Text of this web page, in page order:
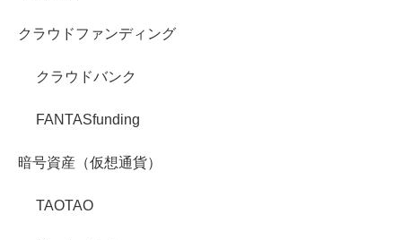
クラウドファンディング
クラウドバンク
FANTASfunding
暗号資産（仮想通貨）
TAOTAO